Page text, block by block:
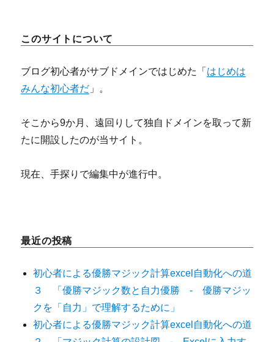
このサイトについて
ブログ初心者がサブドメインではじめた「 はじめは
みんな初心者だ 」。
そこから9か月、遠回りして独自ドメインを取って新
たに開設したのが当サイト。
現在、手探りで編集中が進行中。
最近の投稿
初心者による優勝マジック計算excel自動化への道
３ 「優勝マジック数と自力優勝 - 優勝マジッ
クを「自力」で理解するために」
初心者による優勝マジック計算excel自動化への道